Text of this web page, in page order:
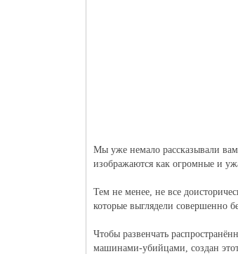
Мы уже немало рассказывали
изображаются как огромные и
Тем не менее, не все
которые выглядели совершенно
Чтобы развенчать
машинами-убийцами, создан